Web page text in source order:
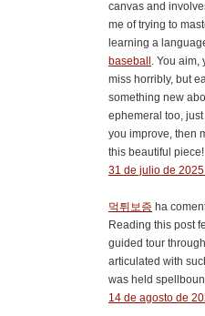
canvas and
me of trying to
learning a
baseball . You aim,
miss horribly, but
something new
ephemeral too,
you improve, then
this beautiful piece!
31 de julio de
먹튀보증 ha
Reading this post
guided tour
articulated with
was held
14 de agosto de